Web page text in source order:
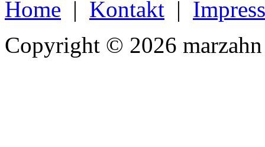
Home | Kontakt |
Copyright © 2026